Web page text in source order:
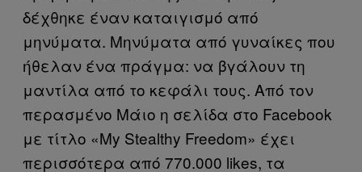
δέχθηκε έναν καταιγισμό από
μηνύματα. Μηνύματα από γυναίκες που
ήθελαν ένα πράγμα: να βγάλουν τη
μαντίλα από το κεφάλι τους. Από τον
περασμένο Μάιο η σελίδα στο Facebook
με τίτλο «My Stealthy Freedom» έχει
περισσότερα από 770.000 likes, τα